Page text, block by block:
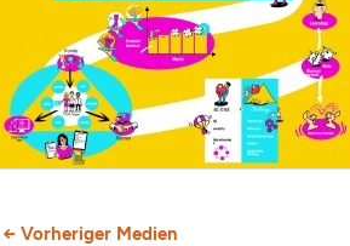
← Vorheriger Medien